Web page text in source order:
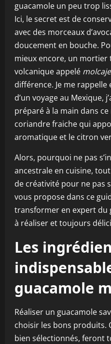
guacamole un peu trop
Ici, le secret est de
avec des morceaux
doucement en bouche.
mieux encore, un
volcanique appelé
différence. Je me
d’un voyage au Mexique,
préparé à la main dans
coriandre fraiche qui
aromatique et le citron
Alors, pourquoi ne pas
ancestrale en cuisine,
de créativité pour ne pas
vous propose dans ce
transformer en expert du
à réaliser et toujours
Les
guacamole
Réaliser un guacamole
choisir les bons produits.
bien sélectionnés, feront